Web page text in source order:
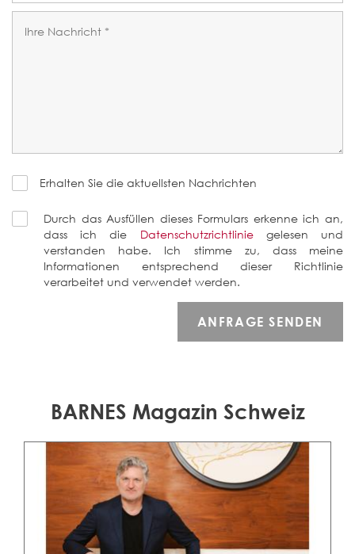
Erhalten Sie die aktuellsten Nachrichten
Durch das Ausfüllen dieses Formulars erkenne ich an,
dass ich die Datenschutzrichtliniegelesen und
verstanden habe. Ich stimme zu, dass meine
Informationen entsprechend dieser Richtlinie
verarbeitet und verwendet werden.
BARNES Magazin Schweiz